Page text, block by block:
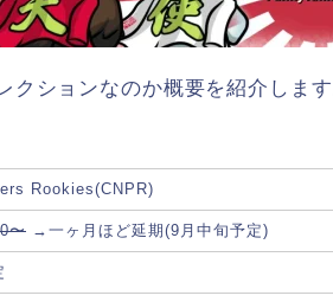
クションなのか概要を紹介します
Rookies(CNPR)
〜 →一ヶ月ほど延期(9月中旬予定)